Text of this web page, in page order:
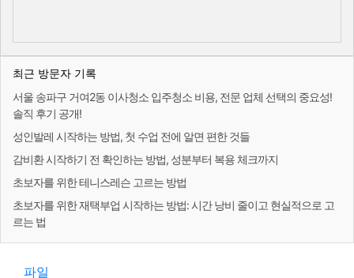
최근 방문자 기록
서울 송파구 거여2동 이사청소 입주청소 비용, 전문 업체 선택의 중요성!
솔직 후기 공개!
성인발레 시작하는 방법, 첫 수업 전에 알면 편한 것들
감비환 시작하기 전 확인하는 방법, 성분부터 복용 체크까지
초보자를 위한 테니스레슨 고르는 방법
초보자를 위한 재택부업 시작하는 방법: 시간 낭비 줄이고 현실적으로 고
르는 법
파일